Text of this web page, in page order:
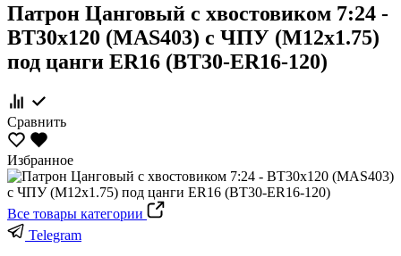
Патрон Цанговый с хвостовиком 7:24 -
BT30х120 (MAS403) c ЧПУ (М12х1.75)
под цанги ЕR16 (BT30-ER16-120)
Сравнить
Избранное
Все товары категории
Telegram